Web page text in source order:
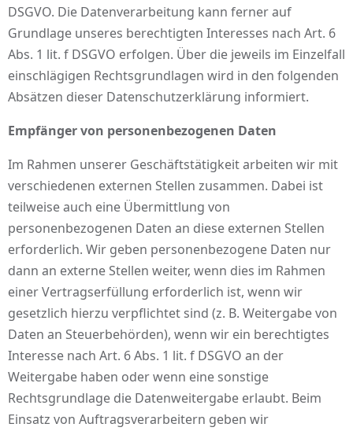
DSGVO. Die Datenverarbeitung kann ferner auf
Grundlage unseres berechtigten Interesses nach Art. 6
Abs. 1 lit. f DSGVO erfolgen. Über die jeweils im Einzelfall
einschlägigen Rechtsgrundlagen wird in den folgenden
Absätzen dieser Datenschutzerklärung informiert.
Empfänger von personenbezogenen Daten
Im Rahmen unserer Geschäftstätigkeit arbeiten wir mit
verschiedenen externen Stellen zusammen. Dabei ist
teilweise auch eine Übermittlung von
personenbezogenen Daten an diese externen Stellen
erforderlich. Wir geben personenbezogene Daten nur
dann an externe Stellen weiter, wenn dies im Rahmen
einer Vertragserfüllung erforderlich ist, wenn wir
gesetzlich hierzu verpflichtet sind (z. B. Weitergabe von
Daten an Steuerbehörden), wenn wir ein berechtigtes
Interesse nach Art. 6 Abs. 1 lit. f DSGVO an der
Weitergabe haben oder wenn eine sonstige
Rechtsgrundlage die Datenweitergabe erlaubt. Beim
Einsatz von Auftragsverarbeitern geben wir